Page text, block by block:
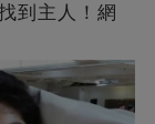
到主人！網